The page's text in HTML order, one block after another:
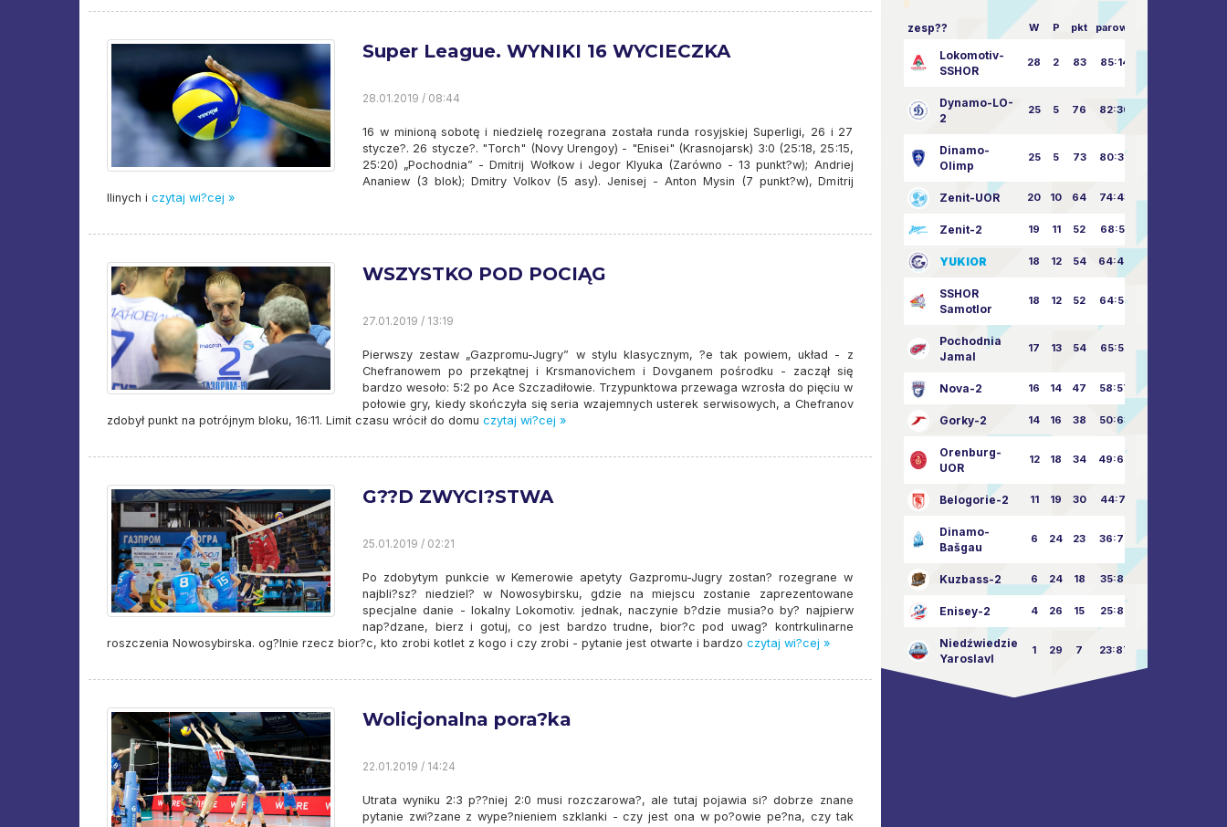
Super League. WYNIKI 16 WYCIECZKA
28.01.2019 / 08:44
16 w minioną sobotę i niedzielę rozegrana została runda rosyjskiej Superligi, 26 i 27
stycze?. 26 stycze?. "Torch" (Novy Urengoy) - "Enisei" (Krasnojarsk) 3:0 (25:18, 25:15,
25:20) „Pochodnia” - Dmitrij Wołkow i Jegor Klyuka (Zarówno - 13 punkt?w); Andriej
Ananiew (3 blok); Dmitry Volkov (5 asy). Jenisej - Anton Mysin (7 punkt?w), Dmitrij
Ilinych i czytaj wi?cej »
WSZYSTKO POD POCIĄG
27.01.2019 / 13:19
Pierwszy zestaw „Gazpromu-Jugry” w stylu klasycznym, ?e tak powiem, układ - z
Chefranowem po przekątnej i Krsmanovichem i Dovganem pośrodku - zaczął się
bardzo wesoło: 5:2 po Ace Szczadiłowie. Trzypunktowa przewaga wzrosła do pięciu w
połowie gry, kiedy skończyła się seria wzajemnych usterek serwisowych, a Chefranov
zdobył punkt na potrójnym bloku, 16:11. Limit czasu wrócił do domu czytaj wi?cej »
G??D ZWYCI?STWA
25.01.2019 / 02:21
Po zdobytym punkcie w Kemerowie apetyty Gazpromu-Jugry zostan? rozegrane w
najbli?sz? niedziel? w Nowosybirsku, gdzie na miejscu zostanie zaprezentowane
specjalne danie - lokalny Lokomotiv. jednak, naczynie b?dzie musia?o by? najpierw
nap?dzane, bierz i gotuj, co jest bardzo trudne, bior?c pod uwag? kontrkulinarne
roszczenia Nowosybirska. og?lnie rzecz bior?c, kto zrobi kotlet z kogo i czy zrobi - pytanie jest otwarte i bardzo czytaj wi?cej »
Wolicjonalna pora?ka
22.01.2019 / 14:24
Utrata wyniku 2:3 p??niej 2:0 musi rozczarowa?, ale tutaj pojawia si? dobrze znane
pytanie zwi?zane z wype?nieniem szklanki - czy jest ona w po?owie pe?na, czy tak
zesp?? W P pkt parowy
Lokomotiv-
SSHOR
28 2 83 85:14
Dynamo-LO-
2
25 5 76 82:30
Dinamo-
Olimp
25 5 73 80:32
Zenit-UOR 20 10 64 74:43
Zenit-2 19 11 52 68:51
YUKIOR 18 12 54 64:46
SSHOR
Samotlor
18 12 52 64:50
Pochodnia
Jamal
17 13 54 65:52
Nova-2 16 14 47 58:57
Gorky-2 14 16 38 50:63
Orenburg-
UOR
12 18 34 49:67
Belogorie-2 11 19 30 44:71
Dinamo-
Bašgau
6 24 23 36:75
Kuzbass-2 6 24 18 35:82
Enisey-2 4 26 15 25:82
Niedźwiedzie
Yaroslavl
1 29 7 23:87